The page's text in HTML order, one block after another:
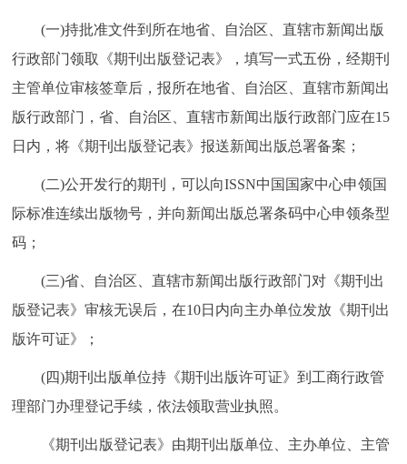
(一)持批准文件到所在地省、自治区、直辖市新闻出版
行政部门领取《期刊出版登记表》，填写一式五份，经期刊
主管单位审核签章后，报所在地省、自治区、直辖市新闻出
版行政部门，省、自治区、直辖市新闻出版行政部门应在15
日内，将《期刊出版登记表》报送新闻出版总署备案；
(二)公开发行的期刊，可以向ISSN中国国家中心申领国
际标准连续出版物号，并向新闻出版总署条码中心申领条型
码；
(三)省、自治区、直辖市新闻出版行政部门对《期刊出
版登记表》审核无误后，在10日内向主办单位发放《期刊出
版许可证》；
(四)期刊出版单位持《期刊出版许可证》到工商行政管
理部门办理登记手续，依法领取营业执照。
《期刊出版登记表》由期刊出版单位、主办单位、主管